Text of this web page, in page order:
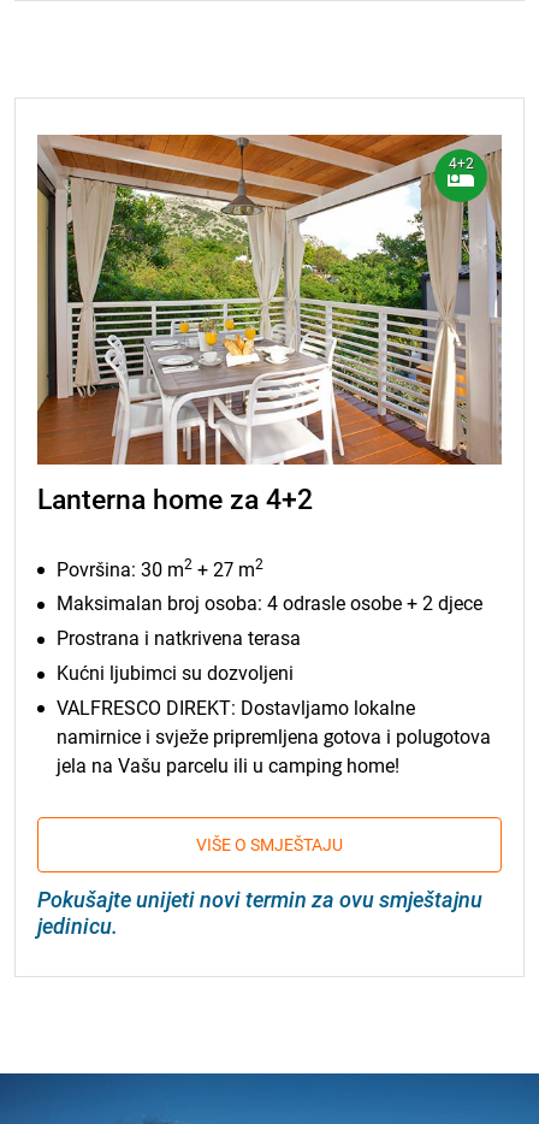
4+2
Lanterna home za 4+2
Površina: 30 m2 + 27 m2
Maksimalan broj osoba: 4 odrasle osobe + 2 djece
Prostrana i natkrivena terasa
Kućni ljubimci su dozvoljeni
VALFRESCO DIREKT: Dostavljamo lokalne
namirnice i svježe pripremljena gotova i polugotova
jela na Vašu parcelu ili u camping home!
VIŠE O SMJEŠTAJU
Pokušajte unijeti novi termin za ovu smještajnu
jedinicu.